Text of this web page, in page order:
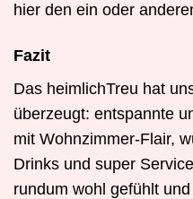
hier den ein oder
Fazit
Das heimlichTreu hat
überzeugt: entspannte
mit Wohnzimmer-Flair,
Drinks und super
rundum wohl gefühlt